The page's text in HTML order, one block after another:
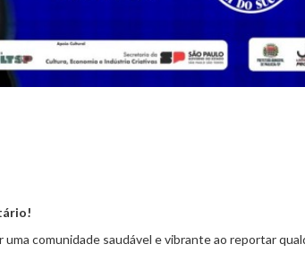
uma comunidade saudável e vibrante ao reportar